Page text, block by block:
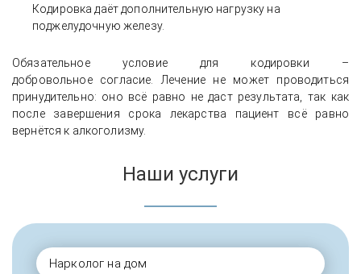
Кодировка даёт дополнительную нагрузку на
поджелудочную железу.
Обязательное условие для кодировки –
добровольное согласие. Лечение не может проводиться
принудительно: оно всё равно не даст результата, так как
после завершения срока лекарства пациент всё равно
вернётся к алкоголизму.
Наши услуги
Нарколог на дом